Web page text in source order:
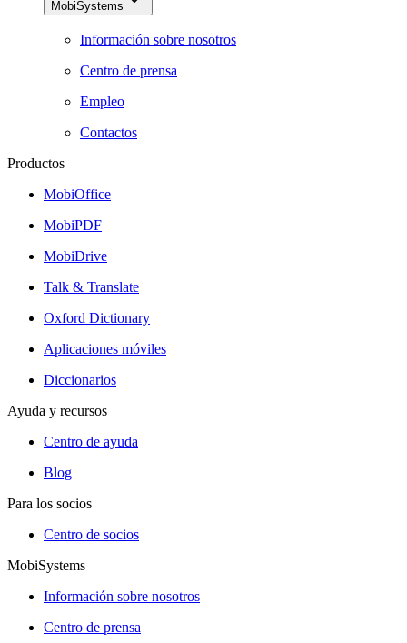
MobiSystems
Información sobre nosotros
Centro de prensa
Empleo
Contactos
Productos
MobiOffice
MobiPDF
MobiDrive
Talk & Translate
Oxford Dictionary
Aplicaciones móviles
Diccionarios
Ayuda y recursos
Centro de ayuda
Blog
Para los socios
Centro de socios
MobiSystems
Información sobre nosotros
Centro de prensa